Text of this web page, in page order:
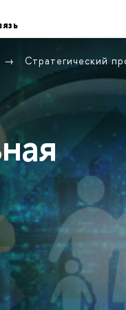
Стратегический